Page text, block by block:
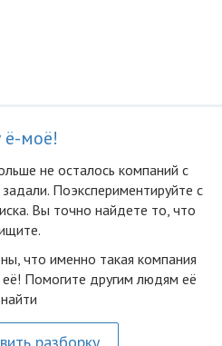
ё-моё!
не осталоcь компаний с
Поэкспериментируйте с
Вы точно найдете то, что
что именно такая компания
Помогите другим людям её
найти